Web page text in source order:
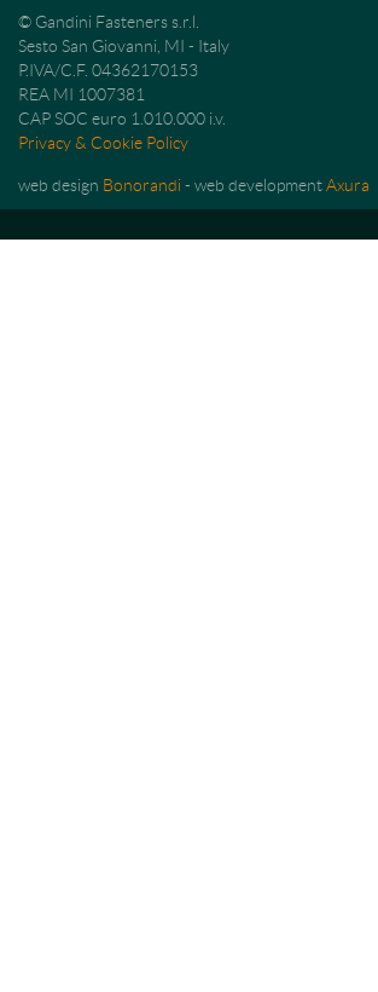
© Gandini Fasteners s.r.l.
Sesto San Giovanni, MI - Italy
P.IVA/C.F. 04362170153
REA MI 1007381
CAP SOC euro 1.010.000 i.v.
Privacy & Cookie Policy
web design Bonorandi- web developmentAxura